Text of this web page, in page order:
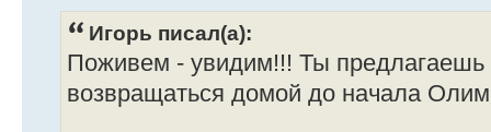
Игорь писал(а):
Поживем - увидим!!! Ты предлагаешь
возвращаться домой до начала